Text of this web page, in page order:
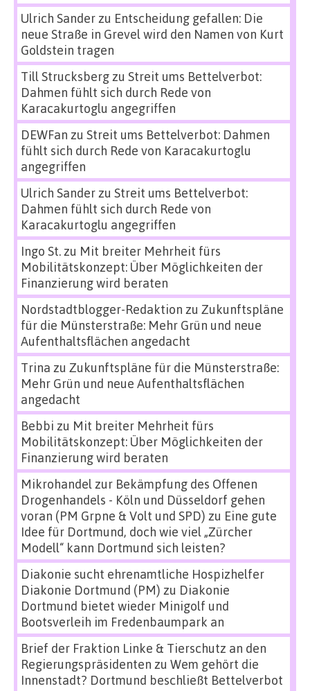
Ulrich Sanderzu Entscheidung gefallen: Die
neue Straße in Grevel wird den Namen von Kurt
Goldstein tragen
Till Strucksbergzu Streit ums Bettelverbot:
Dahmen fühlt sich durch Rede von
Karacakurtoglu angegriffen
DEWFan zu Streit ums Bettelverbot: Dahmen
fühlt sich durch Rede von Karacakurtoglu
angegriffen
Ulrich Sanderzu Streit ums Bettelverbot:
Dahmen fühlt sich durch Rede von
Karacakurtoglu angegriffen
Ingo St.zu Mit breiter Mehrheit fürs
Mobilitätskonzept: Über Möglichkeiten der
Finanzierung wird beraten
Nordstadtblogger-Redaktion zu Zukunftspläne
für die Münsterstraße: Mehr Grün und neue
Aufenthaltsflächen angedacht
Trina zu Zukunftspläne für die Münsterstraße:
Mehr Grün und neue Aufenthaltsflächen
angedacht
Bebbi zu Mit breiter Mehrheit fürs
Mobilitätskonzept: Über Möglichkeiten der
Finanzierung wird beraten
Mikrohandel zur Bekämpfung des Offenen
Drogenhandels - Köln und Düsseldorf gehen
voran (PM Grpne & Volt und SPD) zu Eine gute
Idee für Dortmund, doch wie viel „Zürcher
Modell“ kann Dortmund sich leisten?
Diakonie sucht ehrenamtliche Hospizhelfer
Diakonie Dortmund (PM) zu Diakonie
Dortmund bietet wieder Minigolf und
Bootsverleih im Fredenbaumpark an
Brief der Fraktion Linke & Tierschutz an den
Regierungspräsidenten zu Wem gehört die
Innenstadt? Dortmund beschließt Bettelverbot